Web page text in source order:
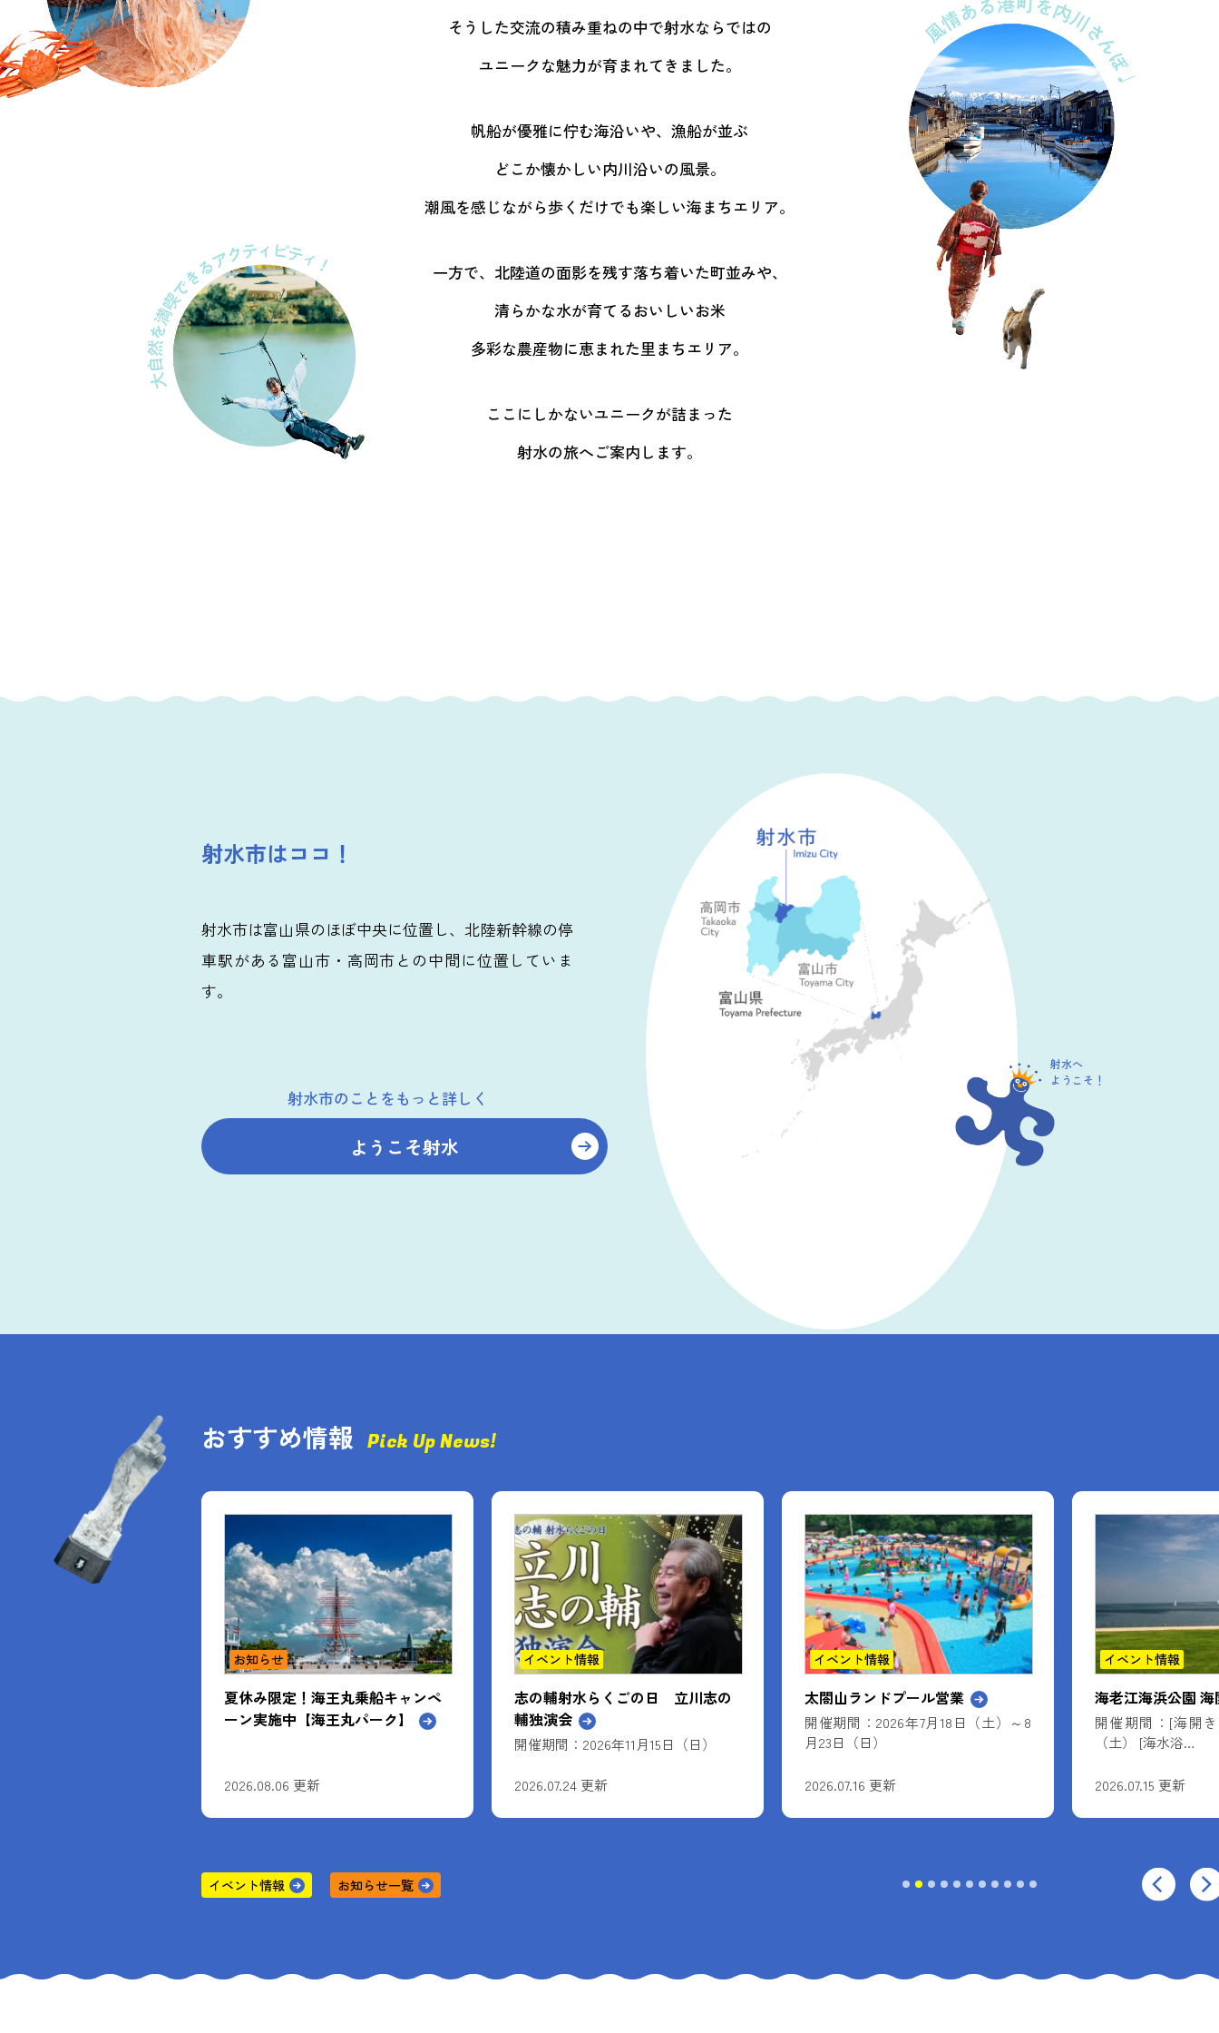
そうした交流の積み重ねの中で射水ならではの
ユニークな魅力が育まれてきました。
帆船が優雅に佇む海沿いや、漁船が並ぶ
どこか懐かしい内川沿いの風景。
潮風を感じながら歩くだけでも楽しい海まちエリア。
一方で、北陸道の面影を残す落ち着いた町並みや、
清らかな水が育てるおいしいお米
多彩な農産物に恵まれた里まちエリア。
ここにしかないユニークが詰まった
射水の旅へご案内します。
射水市はココ！
射水市は富山県のほぼ中央に位置し、北陸新幹線の停
車駅がある富山市・高岡市との中間に位置していま
す。
射水へ
ようこそ！
射水市のことをもっと詳しく
ようこそ射水
おすすめ情報 Pick Up News!
お知らせ
夏休み限定！海王丸乗船キャンペ
ーン実施中【海王丸パーク】
2026.08.06 更新
イベント情報
志の輔射水らくごの日 立川志の
輔独演会
開催期間：2026年11月15日（日）
2026.07.24 更新
イベント情報
太閤山ランドプール営業
開催期間：2026年7月18日（土）～8
月23日（日）
2026.07.16 更新
イベント情報
海老江海浜公園
開催期間：[海開
（土） [海水浴…
2026.07.15 更新
イベント情報 お知らせ一覧